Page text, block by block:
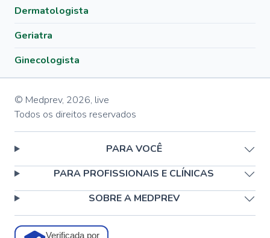
Dermatologista
Geriatra
Ginecologista
© Medprev, 2026, live
Todos os direitos reservados
PARA VOCÊ
PARA PROFISSIONAIS E CLÍNICAS
SOBRE A MEDPREV
Verificada por